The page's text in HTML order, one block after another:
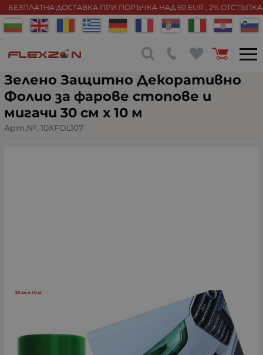
БЕЗПЛАТНА ДОСТАВКА ПРИ ПОРЪЧКА НАД 60 EUR , 2%
Зелено Защитно Декоративно
Фолио за фарове стопове и
мигачи 30 см х 10 м
Арт.№: 10XFOL107